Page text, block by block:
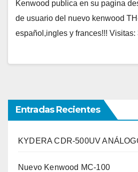
Kenwood publica en su pagina
de usuario del nuevo kenwood
español,ingles y frances!!! Visitas:
Entradas Recientes
KYDERA CDR-500UV
Nuevo Kenwood MC-100